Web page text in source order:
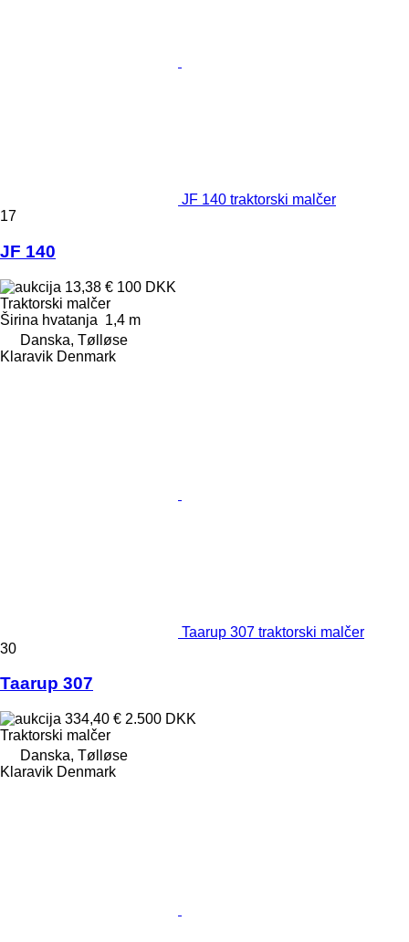
JF 140 traktorski malčer
17
JF 140
13,38 € 100 DKK
Traktorski malčer
Širina hvatanja 1,4 m
Danska, Tølløse
Klaravik Denmark
Taarup 307 traktorski malčer
30
Taarup 307
334,40 € 2.500 DKK
Traktorski malčer
Danska, Tølløse
Klaravik Denmark